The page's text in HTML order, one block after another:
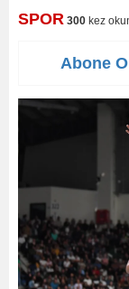
SPOR 300 kez
Abone